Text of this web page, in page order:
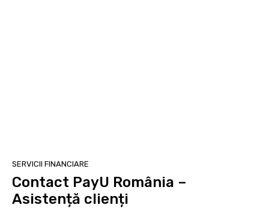
SERVICII FINANCIARE
Contact PayU România –
Asistență clienți